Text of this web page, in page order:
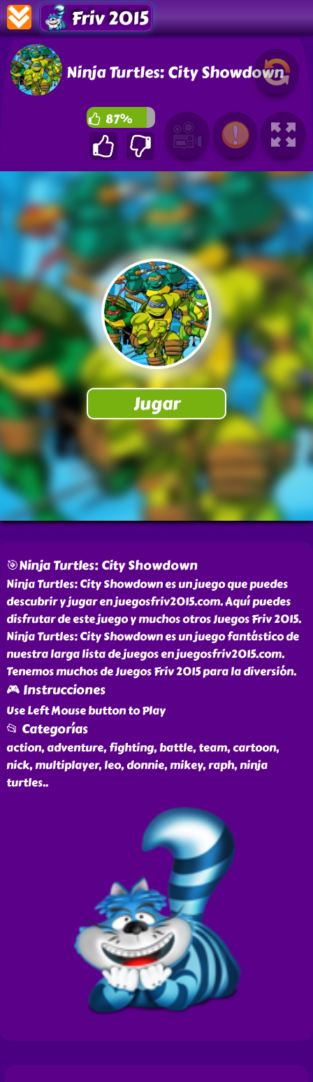
Friv 2015
Ninja Turtles: City Showdown
87%
🎯Ninja Turtles: City Showdown
Ninja Turtles: City Showdown es un juego que puedes
descubrir y jugar en juegosfriv2015.com. Aquí puedes
disfrutar de este juego y muchos otros Juegos Friv 2015.
Ninja Turtles: City Showdown es un juego fantástico de
nuestra larga lista de juegos en juegosfriv2015.com.
Tenemos muchos de Juegos Friv 2015 para la diversión.
🎮 Instrucciones
Use Left Mouse button to Play
📂 Categorías
action, adventure, fighting, battle, team, cartoon,
nick, multiplayer, leo, donnie, mikey, raph, ninja
turtles..